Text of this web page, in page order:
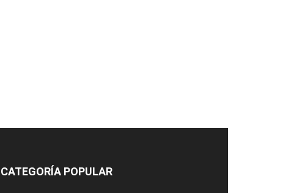
CATEGORÍA POPULAR